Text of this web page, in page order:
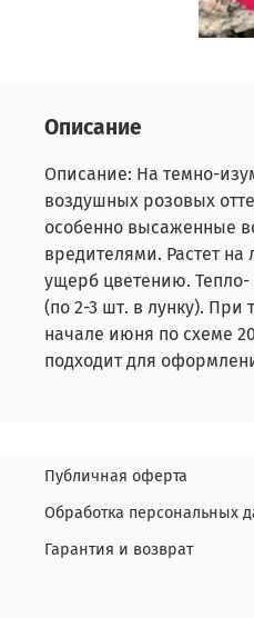
Описание
Описание: На темно-
воздушных розовых
особенно высаженные
вредителями. Растет
ущерб цветению.
(по 2-3 шт. в лунку).
начале июня по схеме
подходит для
Публичная оферта
Обработка персональных
Гарантия и возврат